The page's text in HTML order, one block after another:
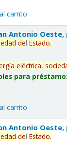
carrito
Antonio Oeste,
delEstado.
eléctrica,
para
carrito
Antonio Oeste,
delEstado.